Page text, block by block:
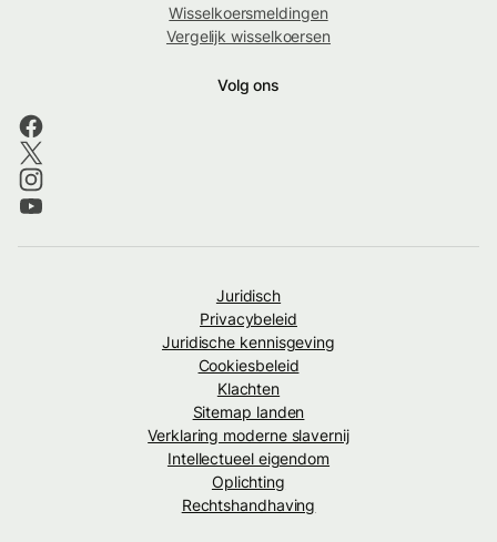
Wisselkoersmeldingen
Vergelijk wisselkoersen
Volg ons
Juridisch
Privacybeleid
Juridische kennisgeving
Cookiesbeleid
Klachten
Sitemap landen
Verklaring moderne slavernij
Intellectueel eigendom
Oplichting
Rechtshandhaving